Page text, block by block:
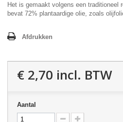
Het is gemaakt volgens een traditioneel
bevat 72% plantaardige olie, zoals
Afdrukken
€ 2,70 incl. BTW
Aantal